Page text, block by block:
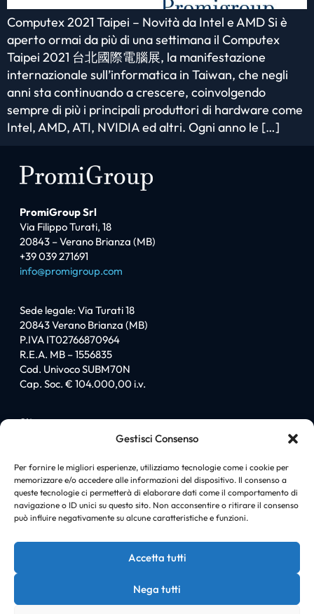
Gestisci Consenso
Per fornire le migliori esperienze, utilizziamo tecnologie come i cookie per
memorizzare e/o accedere alle informazioni del dispositivo. Il consenso a
queste tecnologie ci permetterà di elaborare dati come il comportamento di
navigazione o ID unici su questo sito. Non acconsentire o ritirare il consenso
può influire negativamente su alcune caratteristiche e funzioni.
Accetta tutti
Nega tutti
Computex 2021 Taipei – Novità da Intel e AMD Si è
aperto ormai da più di una settimana il Computex
Taipei 2021 台北國際電腦展, la manifestazione
internazionale sull’informatica in Taiwan, che negli
anni sta continuando a crescere, coinvolgendo
sempre di più i principali produttori di hardware come
Intel, AMD, ATI, NVIDIA ed altri. Ogni anno le […]
PromiGroup Srl
Via Filippo Turati, 18
20843 – Verano Brianza (MB)
+39 039 271691
info@promigroup.com
Sede legale: Via Turati 18
20843 Verano Brianza (MB)
P.IVA IT02766870964
R.E.A. MB – 1556835
Cod. Univoco SUBM70N
Cap. Soc. € 104.000,00 i.v.
Sitemap
Chi siamo
I love PromiGroup
Certificazioni
Soluzioni